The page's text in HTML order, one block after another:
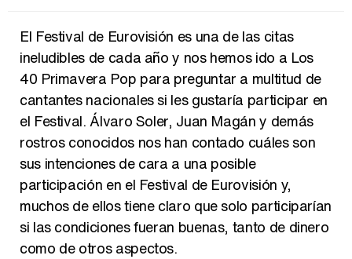
El Festival de Eurovisión es una de las citas
ineludibles de cada año y nos hemos ido a Los
40 Primavera Pop para preguntar a multitud de
cantantes nacionales si les gustaría participar en
el Festival. Álvaro Soler, Juan Magán y demás
rostros conocidos nos han contado cuáles son
sus intenciones de cara a una posible
participación en el Festival de Eurovisión y,
muchos de ellos tiene claro que solo participarían
si las condiciones fueran buenas, tanto de dinero
como de otros aspectos.